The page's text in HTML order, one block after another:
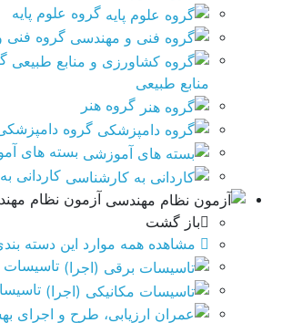
گروه علوم پایه
گروه فنی و
منابع طبیعی
گروه هنر
گروه دامپزشکی
بسته های
کاردانی به
آزمون نظام
باز گشت
مشاهده همه موارد این دسته بندی
تاسیسات